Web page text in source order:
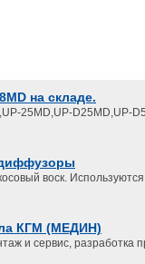
на складе.
25MD,UP-D25MD,UP-
воск.
КГМ (МЕДИН)
и сервис, разработка